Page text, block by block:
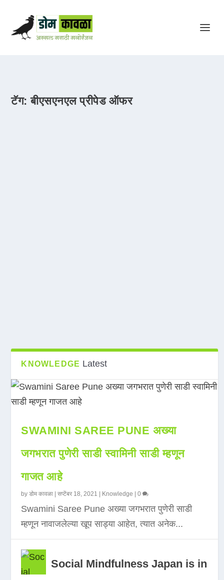
टॅग:बीएसएनएल प्रीपेड ऑफर
KNOWLEDGE Latest
SWAMINI SAREE PUNE अख्या
जगभरात पुणेरी साडी स्वामिनी साडी म्हणून
गाजत आहे
byडोम कावळा |सप्टेंबर 18, 2021 Knowledge |0
Swamini Saree Pune अख्या जगभरात पुणेरी साडी
म्हणून नावाजलेल्या खूप साड्या आहेत, त्यात अनेक...
Social Mindfulness Japan is in